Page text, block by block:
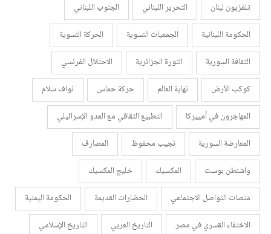
تلفزيون لبنان
التحرير اللبناني
الجنوب اللبناني
الحكومة اللبنانية
الجمعيات النسوية
الحركة النسوية
الثقافة السورية
الثورة الجزائرية
الاحتلال الفرنسي
كوكب الأرض
نهاية العالم حركة حماس
نواف سلام
المهاجرون في أمييركا
التطبيع الثقافي مع العدو الإسرائيلي
المعارضة السورية
نجيب محفوظ
المصارف
واشنطن بوست
المكسيك
خليج المكسيك
منصات التواصل الاجتماعي
الحضارات القديمة
الحكومة اليمنية
الاختفاء القسري في مصر
التاريخ العربي
التاريخ الإسلامي